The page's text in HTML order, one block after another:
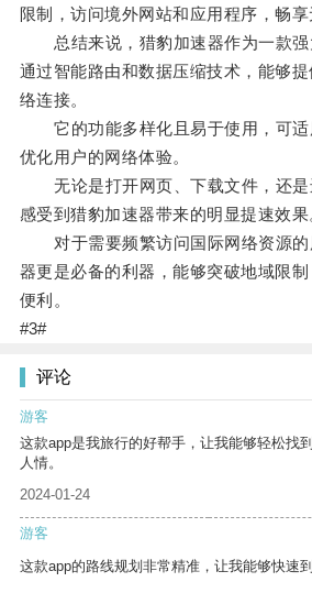
限制，访问境外网站和应用程序，畅享
总结来说，猎豹加速器作为一款强
通过智能路由和数据压缩技术，能够
络连接。
它的功能多样化且易于使用，可适
优化用户的网络体验。
无论是打开网页、下载文件，还是
感受到猎豹加速器带来的明显提速效果
对于需要频繁访问国际网络资源的
器更是必备的利器，能够突破地域限
便利。
#3#
评论
游客
这款app是我旅行的好帮手，让我能够轻松找
人情。
2024-01-24
游客
这款app的路线规划非常精准，让我能够快速到